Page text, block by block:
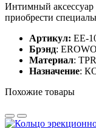
Интимный аксессуар
приобрести
Артикул: EE-
Брэнд:
Материал: TPR
Назначение:
Похожие товары